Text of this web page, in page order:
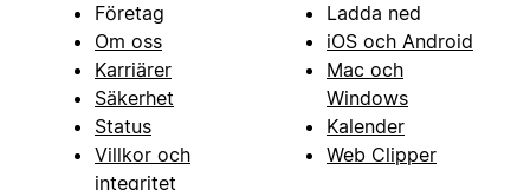
Företag
Om oss
Karriärer
Säkerhet
Status
Villkor och
integritet
Ladda ned
iOS och Android
Mac och
Windows
Kalender
Web Clipper